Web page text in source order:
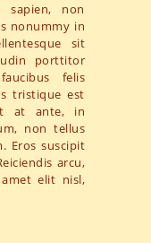
sapien, non
nonummy in
sit
porttitor
felis
tristique est
at ante, in
non tellus
Eros suscipit
arcu,
elit nisl,